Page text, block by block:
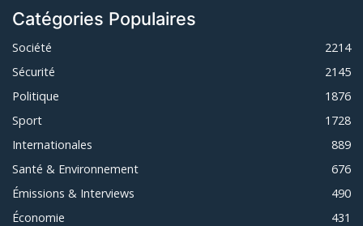
Catégories Populaires
Société
2214
Sécurité
2145
Politique
1876
Sport
1728
Internationales
889
Santé & Environnement
676
Émissions & Interviews
490
Économie
431